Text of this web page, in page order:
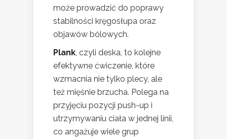
może prowadzić do poprawy
stabilności kręgosłupa oraz
objawów bólowych.
Plank, czyli deska, to kolejne
efektywne ćwiczenie, które
wzmacnia nie tylko plecy, ale
też mięśnie brzucha. Polega na
przyjęciu pozycji push-up i
utrzymywaniu ciała w jednej linii,
co angażuje wiele grup